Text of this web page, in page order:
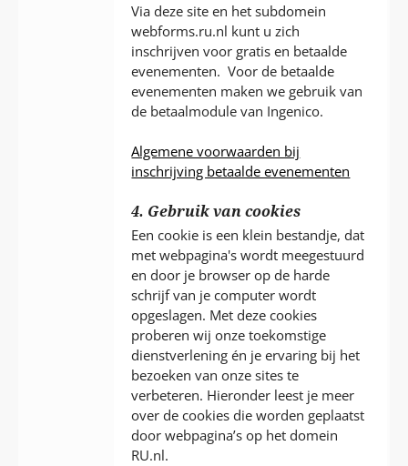
Via deze site en het subdomein
webforms.ru.nl kunt u zich
inschrijven voor gratis en betaalde
evenementen. Voor de betaalde
evenementen maken we gebruik van
de betaalmodule van Ingenico.
Algemene voorwaarden bij
inschrijving betaalde evenementen
4. Gebruik van cookies
Een cookie is een klein bestandje, dat
met webpagina's wordt meegestuurd
en door je browser op de harde
schrijf van je computer wordt
opgeslagen. Met deze cookies
proberen wij onze toekomstige
dienstverlening én je ervaring bij het
bezoeken van onze sites te
verbeteren. Hieronder leest je meer
over de cookies die worden geplaatst
door webpagina’s op het domein
RU.nl.